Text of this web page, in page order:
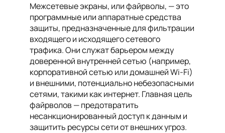
Межсетевые экраны, или файрволы, — это
программные или аппаратные средства
защиты, предназначенные для фильтрации
входящего и исходящего сетевого
трафика. Они служат барьером между
доверенной внутренней сетью (например,
корпоративной сетью или домашней Wi-Fi)
и внешними, потенциально небезопасными
сетями, такими как интернет. Главная цель
файрволов — предотвратить
несанкционированный доступ к данным и
защитить ресурсы сети от внешних угроз.